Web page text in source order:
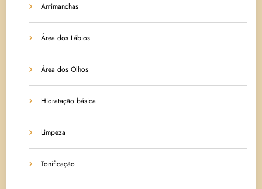
Antimanchas
Área dos Lábios
Área dos Olhos
Hidratação básica
Limpeza
Tonificação